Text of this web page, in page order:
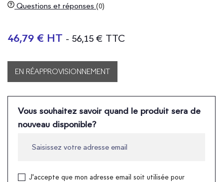
Questions et réponses (0)
46,79 € HT - 56,15 € TTC
EN RÉAPPROVISIONNEMENT
Vous souhaitez savoir quand le produit sera de
nouveau disponible?
J'accepte que mon adresse email soit utilisée pour